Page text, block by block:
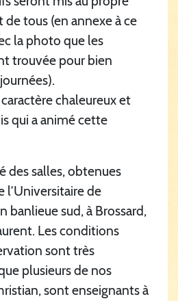
de tous (en annexe à ce
la photo que les
trouvée pour bien
chaleureux et
qui a animé cette
des salles, obtenues
l’Universitaire de
banlieue sud, à Brossard,
Les conditions
sont très
plusieurs de nos
sont enseignants à